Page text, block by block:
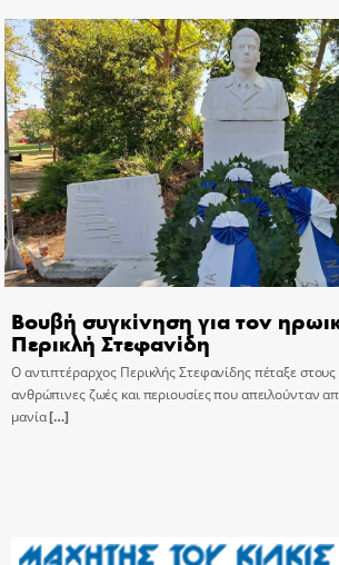
Βουβή συγκίνηση για τον
Περικλή Στεφανίδη
Ο αντιπτέραρχος Περικλής Στεφανίδης πέταξε στους
ανθρώπινες ζωές και περιουσίες που απειλούνταν
μανία[…]